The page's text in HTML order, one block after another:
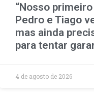
“Nosso
Pedro e Tiago
mas ainda
para tentar
4 de agosto de 2026